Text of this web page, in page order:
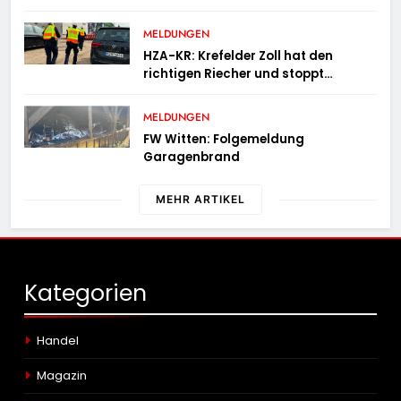
MELDUNGEN
HZA-KR: Krefelder Zoll hat den
richtigen Riecher und stoppt
MELDUNGEN
FW Witten: Folgemeldung
Garagenbrand
MEHR ARTIKEL
Kategorien
Handel
Magazin